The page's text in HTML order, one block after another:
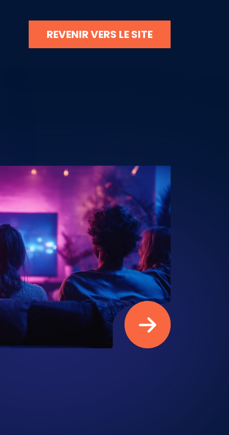
REVENIR VERS LE SITE